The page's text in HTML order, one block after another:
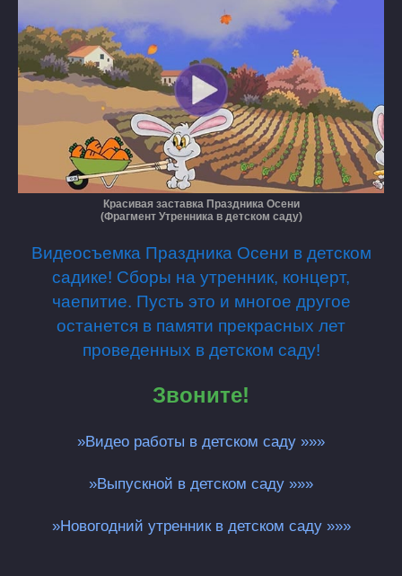
Красивая заставка Праздника Осени
(Фрагмент Утренника в детском саду)
Видеосъемка Праздника Осени в детском
садике! Сборы на утренник, концерт,
чаепитие. Пусть это и многое другое
останется в памяти прекрасных лет
проведенных в детском саду!
Звоните!
»Видео работы в детском саду »»»
»Выпускной в детском саду »»»
»Новогодний утренник в детском саду »»»